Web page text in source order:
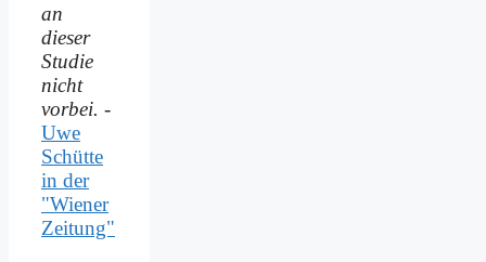
an
dieser
Studie
nicht
vorbei. -
Uwe
Schütte
in der
"Wiener
Zeitung"